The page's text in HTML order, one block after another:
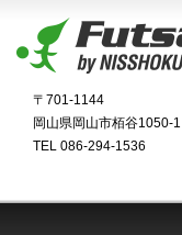
〒701-1144
岡山県岡山市栢谷1050-1
TEL 086-294-1536